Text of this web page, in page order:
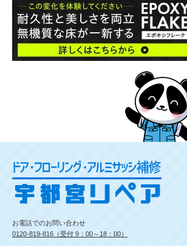
お電話でのお問い合わせ
0120-819-816（受付 9：00～18：00）